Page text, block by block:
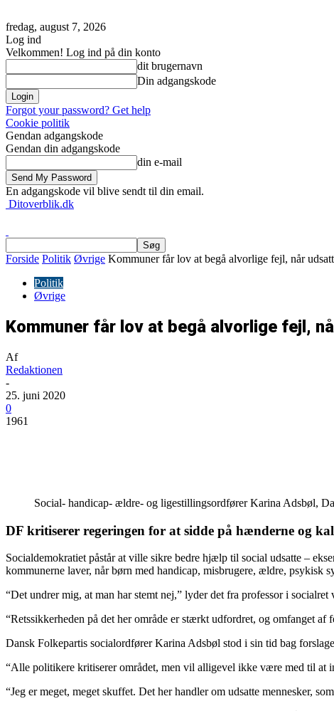
fredag, august 7, 2026
Log ind
Velkommen! Log ind på din konto
dit brugernavn
Din adgangskode
Forgot your password? Get help
Cookie politik
Gendan adgangskode
Gendan din adgangskode
din e-mail
En adgangskode vil blive sendt til din email.
Ditoverblik.dk
Forside Politik Øvrige Kommuner får lov at begå alvorlige fejl, når
Politik
Øvrige
Kommuner får lov at begå alvorlige fejl,
Af
Redaktionen
-
25. juni 2020
0
1961
Social- handicap- ældre- og ligestillingsordfører Karina Adsbøl,
DF kritiserer regeringen for at sidde på hænderne og
Socialdemokratiet påstår at ville sikre bedre hjælp til social udsatte –
kommunerne laver, når børn med handicap, misbrugere, ældre,
“Det undrer mig, at man har stemt nej,” lyder det fra professor i
“Retssikkerheden på det her område er stærkt udfordret, og omfanget af
Dansk Folkepartis socialordfører Karina Adsbøl stod i sin tid bag
“Alle politikere kritiserer området, men vil alligevel ikke være med til at
“Jeg er meget, meget skuffet. Det her handler om udsatte mennesker,